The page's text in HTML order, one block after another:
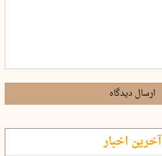
ارسال دیدگاه
آخرین اخبار